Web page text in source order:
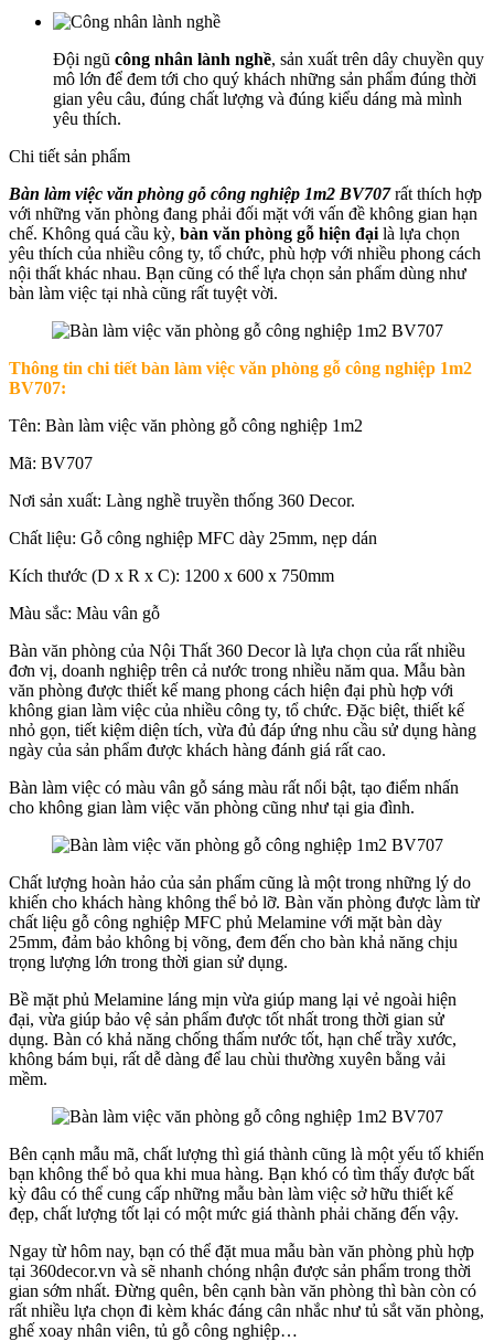
Đội ngũ công nhân lành nghề, sản xuất trên dây chuyền quy
mô lớn để đem tới cho quý khách những sản phẩm đúng thời
gian yêu câu, đúng chất lượng và đúng kiểu dáng mà mình
yêu thích.
Chi tiết sản phẩm
Bàn làm việc văn phòng gỗ công nghiệp 1m2 BV707rất thích hợp
với những văn phòng đang phải đối mặt với vấn đề không gian hạn
chế. Không quá cầu kỳ, bàn văn phòng gỗ hiện đại là lựa chọn
yêu thích của nhiều công ty, tổ chức, phù hợp với nhiều phong cách
nội thất khác nhau. Bạn cũng có thể lựa chọn sản phẩm dùng như
bàn làm việc tại nhà cũng rất tuyệt vời.
Thông tin chi tiết bàn làm việc văn phòng gỗ công nghiệp 1m2
BV707:
Tên: Bàn làm việc văn phòng gỗ công nghiệp 1m2
Mã: BV707
Nơi sản xuất: Làng nghề truyền thống 360 Decor.
Chất liệu: Gỗ công nghiệp MFC dày 25mm, nẹp dán
Kích thước (D x R x C): 1200 x 600 x 750mm
Màu sắc: Màu vân gỗ
Bàn văn phòng của Nội Thất 360 Decor là lựa chọn của rất nhiều
đơn vị, doanh nghiệp trên cả nước trong nhiều năm qua. Mẫu bàn
văn phòng được thiết kế mang phong cách hiện đại phù hợp với
không gian làm việc của nhiều công ty, tổ chức. Đặc biệt, thiết kế
nhỏ gọn, tiết kiệm diện tích, vừa đủ đáp ứng nhu cầu sử dụng hàng
ngày của sản phẩm được khách hàng đánh giá rất cao.
Bàn làm việc có màu vân gỗ sáng màu rất nổi bật, tạo điểm nhấn
cho không gian làm việc văn phòng cũng như tại gia đình.
Chất lượng hoàn hảo của sản phẩm cũng là một trong những lý do
khiến cho khách hàng không thể bỏ lỡ. Bàn văn phòng được làm từ
chất liệu gỗ công nghiệp MFC phủ Melamine với mặt bàn dày
25mm, đảm bảo không bị võng, đem đến cho bàn khả năng chịu
trọng lượng lớn trong thời gian sử dụng.
Bề mặt phủ Melamine láng mịn vừa giúp mang lại vẻ ngoài hiện
đại, vừa giúp bảo vệ sản phẩm được tốt nhất trong thời gian sử
dụng. Bàn có khả năng chống thấm nước tốt, hạn chế trầy xước,
không bám bụi, rất dễ dàng để lau chùi thường xuyên bằng vải
mềm.
Bên cạnh mẫu mã, chất lượng thì giá thành cũng là một yếu tố khiến
bạn không thể bỏ qua khi mua hàng. Bạn khó có tìm thấy được bất
kỳ đâu có thể cung cấp những mẫu bàn làm việc sở hữu thiết kế
đẹp, chất lượng tốt lại có một mức giá thành phải chăng đến vậy.
Ngay từ hôm nay, bạn có thể đặt mua mẫu bàn văn phòng phù hợp
tại 360decor.vn và sẽ nhanh chóng nhận được sản phẩm trong thời
gian sớm nhất. Đừng quên, bên cạnh bàn văn phòng thì bàn còn có
rất nhiều lựa chọn đi kèm khác đáng cân nhắc như tủ sắt văn phòng,
ghế xoay nhân viên, tủ gỗ công nghiệp…